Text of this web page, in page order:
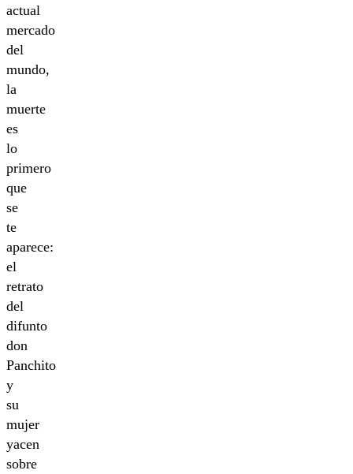
actual
mercado
del
mundo,
la
muerte
es
lo
primero
que
se
te
aparece:
el
retrato
del
difunto
don
Panchito
y
su
mujer
yacen
sobre